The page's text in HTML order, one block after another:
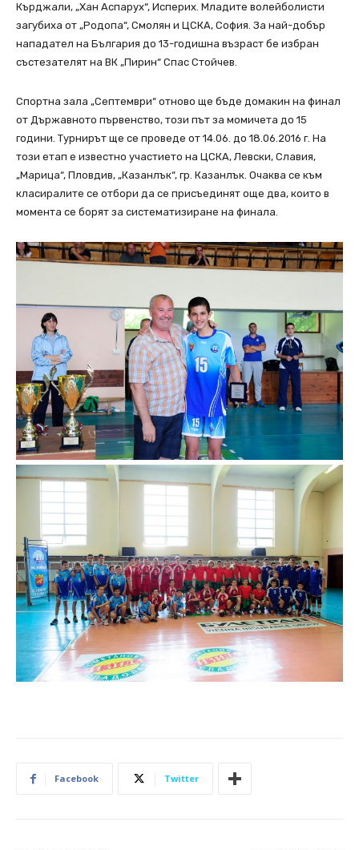
Кърджали, „Хан Аспарух“, Исперих. Младите волейболисти
загубиха от „Родопа“, Смолян и ЦСКА, София. За най-добър
нападател на България до 13-годишна възраст бе избран
състезателят на ВК „Пирин“ Спас Стойчев.
Спортна зала „Септември“ отново ще бъде домакин на финал
от Държавното първенство, този път за момичета до 15
години. Турнирът ще се проведе от 14.06. до 18.06.2016 г. На
този етап е известно участието на ЦСКА, Левски, Славия,
„Марица“, Пловдив, „Казанлък“, гр. Казанлък. Очаква се към
класиралите се отбори да се присъединят още два, които в
момента се борят за систематизиране на финала.
Facebook Twitter